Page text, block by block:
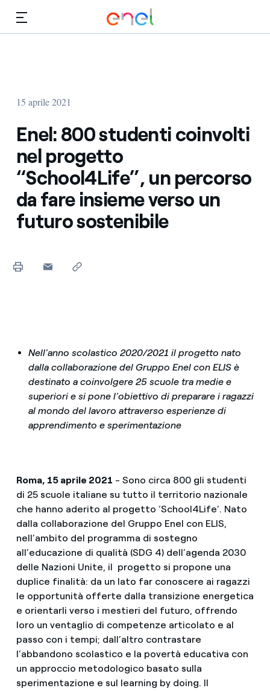
15 aprile 2021
Enel: 800 studenti coinvolti
nel progetto
“School4Life”, un percorso
da fare insieme verso un
futuro sostenibile
Nell’anno scolastico 2020/2021 il progetto nato
dalla collaborazione del Gruppo Enel con ELIS è
destinato a coinvolgere 25 scuole tra medie e
superiori e si pone l’obiettivo di preparare i ragazzi
al mondo del lavoro attraverso esperienze di
apprendimento e sperimentazione
Roma, 15 aprile 2021 - Sono circa 800 gli studenti
di 25 scuole italiane su tutto il territorio nazionale
che hanno aderito al progetto ‘School4Life’. Nato
dalla collaborazione del Gruppo Enel con ELIS,
nell’ambito del programma di sostegno
all’educazione di qualità (SDG 4) dell’agenda 2030
delle Nazioni Unite, il progetto si propone una
duplice finalità: da un lato far conoscere ai ragazzi
le opportunità offerte dalla transizione energetica
e orientarli verso i mestieri del futuro, offrendo
loro un ventaglio di competenze articolato e al
passo con i tempi; dall’altro contrastare
l’abbandono scolastico e la povertà educativa con
un approccio metodologico basato sulla
sperimentazione e sul learning by doing. Il